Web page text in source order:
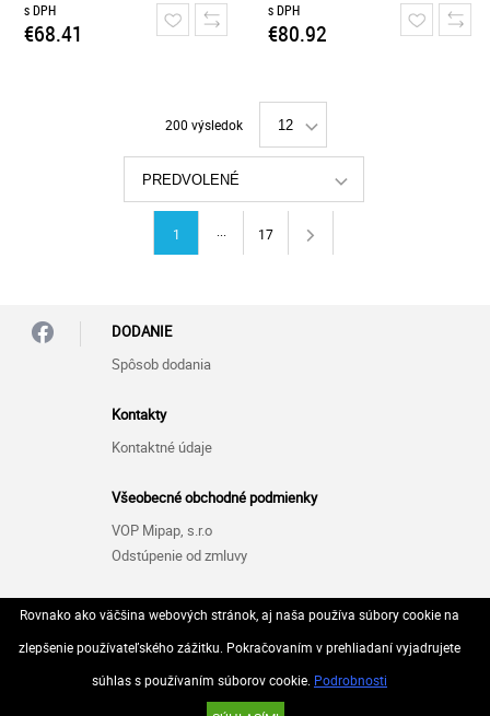
s DPH
€68.41
s DPH
€80.92
200 výsledok 12
PREDVOLENÉ
1 17
DODANIE
Spôsob dodania
Kontakty
Kontaktné údaje
Všeobecné obchodné podmienky
VOP Mipap, s.r.o
Odstúpenie od zmluvy
Zásady ochrany osobných údajov (GDPR)
GDPR Mipap, s.r.o
Rovnako ako väčšina webových stránok, aj naša používa súbory cookie na
zlepšenie používateľského zážitku. Pokračovaním v prehliadaní vyjadrujete
súhlas s používaním súborov cookie. Podrobnosti